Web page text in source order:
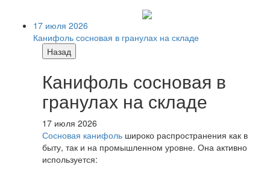
17 июля 2026
Канифоль сосновая в гранулах на складе
Назад
Канифоль сосновая в
гранулах на складе
17 июля 2026
Сосновая канифоль широко распространения как в
быту, так и на промышленном уровне. Она активно
используется: